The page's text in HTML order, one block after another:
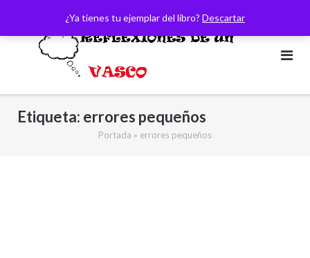
¿Ya tienes tu ejemplar del libro? Descartar
contenido
Etiqueta: errores pequeños
Portada » errores pequeños